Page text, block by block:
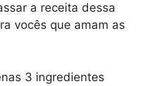
a receita dessa
vocês que amam as
3 ingredientes